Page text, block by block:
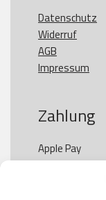
Datenschutz
Widerruf
AGB
Impressum
Zahlung
Apple Pay
Paypal